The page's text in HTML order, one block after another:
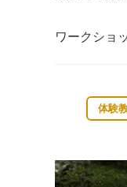
ワークショ
体験